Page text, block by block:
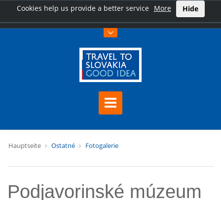
Cookies help us provide a better service More Hide
Hauptseite Ostatné Fotogalerie
Podjavorinské múzeum